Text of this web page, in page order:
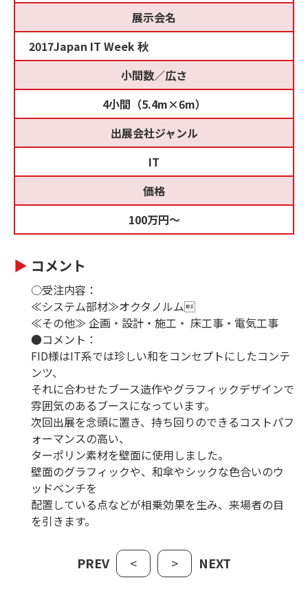
展示会名
2017Japan IT Week 秋
小間数／広さ
4小間（5.4m×6m）
出展会社ジャンル
IT
価格
100万円〜
コメント
○受注内容：
≪システム部材≫オクタノルム
≪その他≫ 企画・設計・施工・ 床工事・電気工事
●コメント：
FID様はIT系では珍しい和をコンセプトにしたコンテ
ンツ、
それに合わせたブース造作やグラフィックデザインで
雰囲気のあるブースになっています。
次回出展を念頭に置き、持ち回りのできるコストパフ
ォーマンスの高い、
ターポリン素材を壁面に使用しました。
壁面のグラフィックや、和傘やシックな色合いのウ
ッドベンチを
配置している点などが相乗効果を生み、来場者の目
を引きます。
PREV < > NEXT